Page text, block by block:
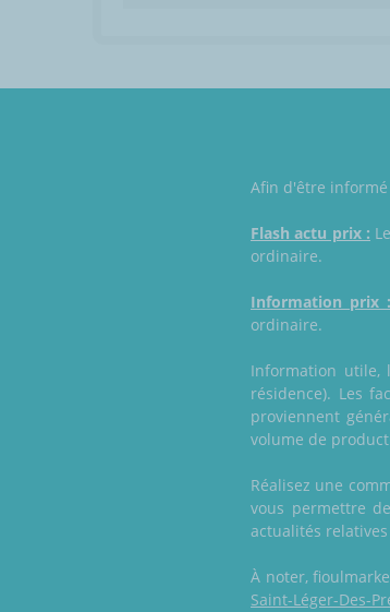
Afin d'être
Flash actu prix :
ordinaire.
Information prix :
ordinaire.
Information
résidence). Les
proviennent
volume de
Réalisez une
vous permettre
actualités
À noter,
Saint-Léger-Des-